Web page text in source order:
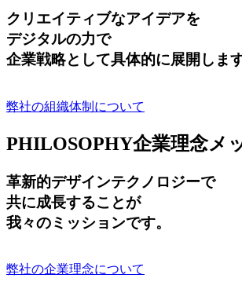
クリエイティブなアイデアを
デジタルの力で
企業戦略として具体的に展開します
弊社の組織体制について
PHILOSOPHY企業理念メ
革新的デザインテクノロジーで
共に成長することが
我々のミッションです。
弊社の企業理念について